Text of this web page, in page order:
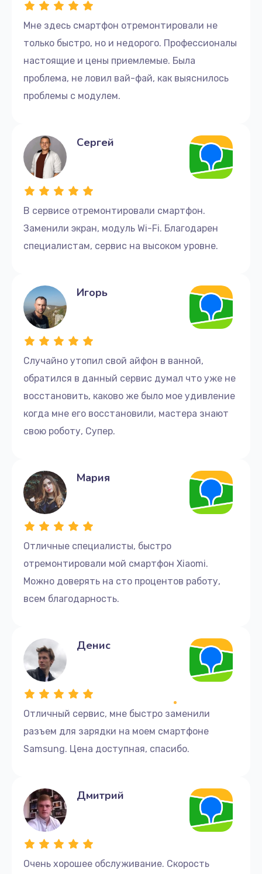
Мне здесь смартфон отремонтировали не
только быстро, но и недорого. Профессионалы
настоящие и цены приемлемые. Была
проблема, не ловил вай-фай, как выяснилось
проблемы с модулем.
В сервисе отремонтировали смартфон.
Заменили экран, модуль Wi-Fi. Благодарен
специалистам, сервис на высоком уровне.
Сергей
Случайно утопил свой айфон в ванной,
обратился в данный сервис думал что уже не
восстановить, каково же было мое удивление
когда мне его восстановили, мастера знают
свою роботу, Супер.
Игорь
Отличные cпециалисты, быстро
отремонтировали мой смартфон Xiaomi.
Можно доверять на сто процентов работу,
всем благодарность.
Мария
Отличный сервис, мне быстро заменили
разъем для зарядки на моем смартфоне
Samsung. Цена доступная, спасибо.
Денис
Очень хорошее обслуживание. Скорость
Дмитрий